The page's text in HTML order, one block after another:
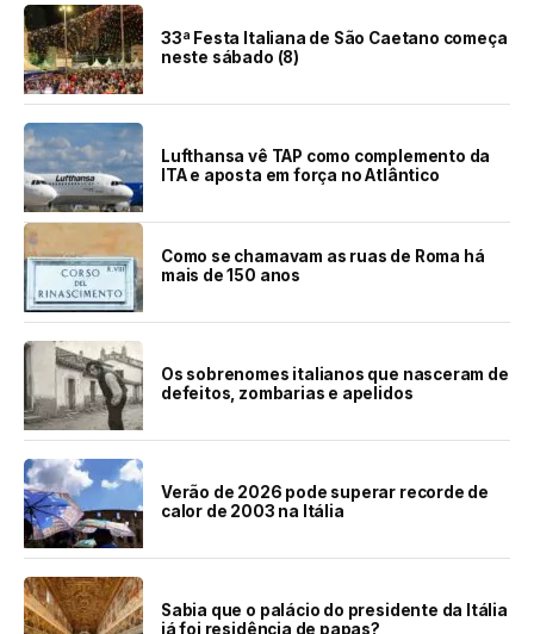
33ª Festa Italiana de São Caetano começa
neste sábado (8)
Lufthansa vê TAP como complemento da
ITA e aposta em força no Atlântico
Como se chamavam as ruas de Roma há
mais de 150 anos
Os sobrenomes italianos que nasceram de
defeitos, zombarias e apelidos
Verão de 2026 pode superar recorde de
calor de 2003 na Itália
Sabia que o palácio do presidente da Itália
já foi residência de papas?